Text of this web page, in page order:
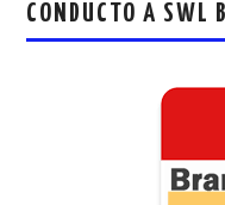
CONDUCTO A SWL